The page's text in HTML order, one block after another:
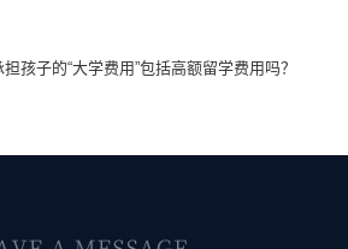
孩子的“大学费用”包括高额留学费用吗？